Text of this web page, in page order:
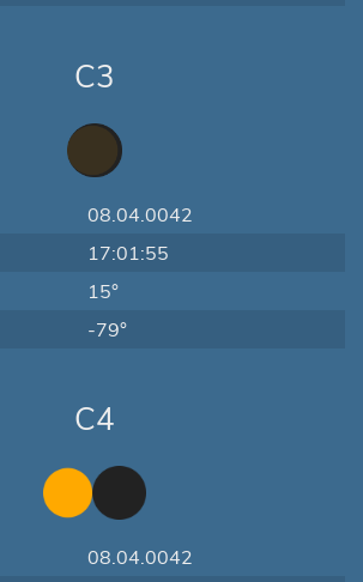
C3
08.04.0042
17:01:55
15°
-79°
C4
08.04.0042